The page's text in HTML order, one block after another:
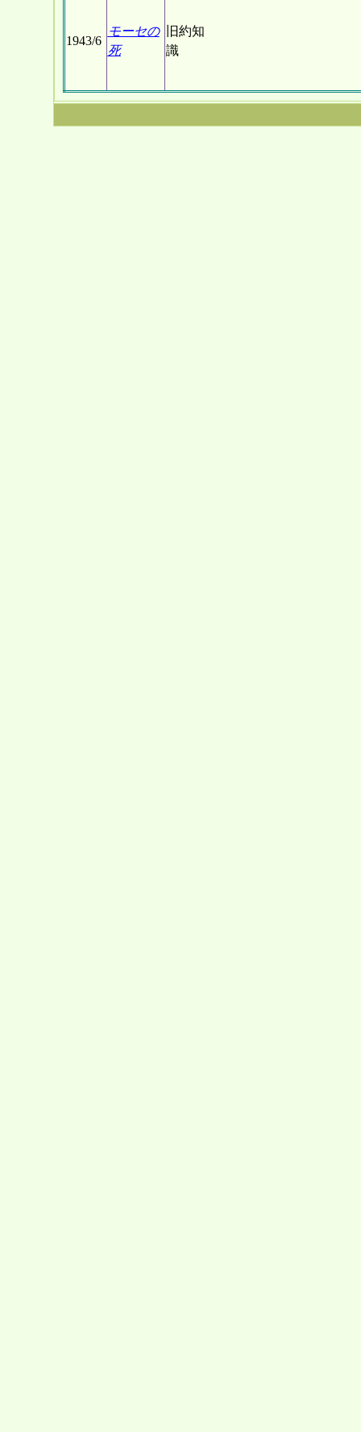
1943/6
モーセの
死
旧約知
識